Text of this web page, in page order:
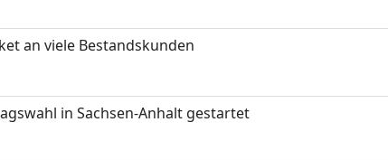
an viele Bestandskunden
in Sachsen-Anhalt gestartet